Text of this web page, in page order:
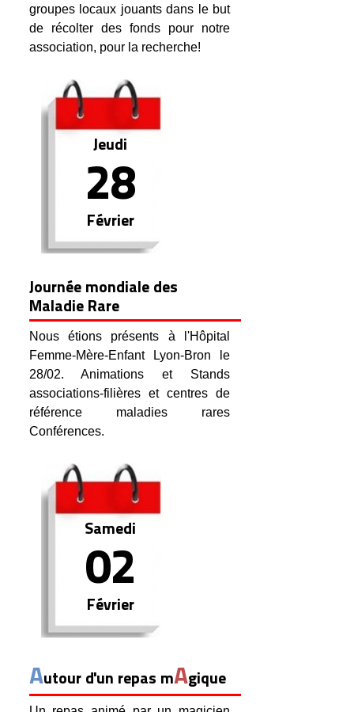
groupes locaux jouants dans le but
de récolter des fonds pour notre
association, pour la recherche!
Jeudi
28
Février
Journée mondiale des
Maladie Rare
Nous étions présents à l'Hôpital
Femme-Mère-Enfant Lyon-Bron le
28/02. Animations et Stands
associations-filières et centres de
référence maladies rares
Conférences.
Samedi
02
Février
Autour d'un repas mAgique